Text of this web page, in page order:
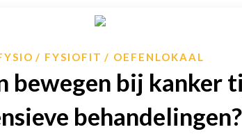
FYSIOFIT OEFENLOKAAL
bewegen bij kanker
behandelingen?